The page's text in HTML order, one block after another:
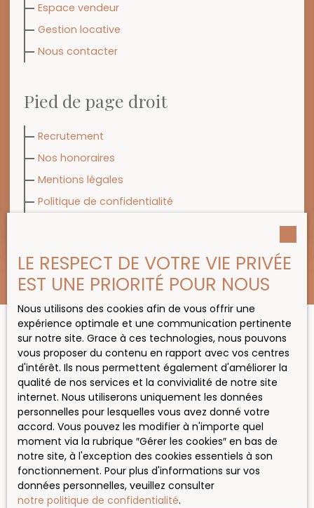
Espace vendeur
Gestion locative
Nous contacter
Pied de page droit
Recrutement
Nos honoraires
Mentions légales
Politique de confidentialité
JE RECHERCHE UN BIEN
Location appartement Beaujeu (69430)
Vente maison Deux-Grosnes (69860)
Vente terrain Saint-Didier-sur-Beaujeu (69430)
Vente maison Beaujeu (69430)
Vente maison Saint-Didier-sur-Beaujeu (69430)
Vente maison Saint-Étienne-des-Oullières (69460)
LE RESPECT DE VOTRE VIE PRIVÉE
EST UNE PRIORITÉ POUR NOUS
Nous utilisons des cookies afin de vous offrir une
expérience optimale et une communication pertinente
sur notre site. Grace à ces technologies, nous pouvons
vous proposer du contenu en rapport avec vos centres
d'intérêt. Ils nous permettent également d'améliorer la
qualité de nos services et la convivialité de notre site
internet. Nous utiliserons uniquement les données
personnelles pour lesquelles vous avez donné votre
accord. Vous pouvez les modifier à n'importe quel
moment via la rubrique ″Gérer les cookies″ en bas de
notre site, à l'exception des cookies essentiels à son
fonctionnement. Pour plus d'informations sur vos
données personnelles, veuillez consulter
notre politique de confidentialité.